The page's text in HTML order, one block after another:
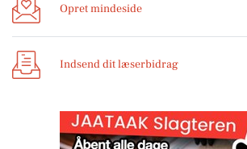
Opret mindeside
Indsend dit læserbidrag